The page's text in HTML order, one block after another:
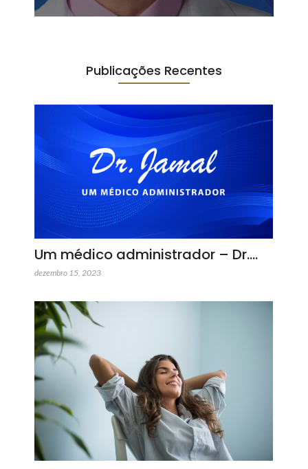
Publicações Recentes
Um médico administrador – Dr.…
dezembro 15, 2023